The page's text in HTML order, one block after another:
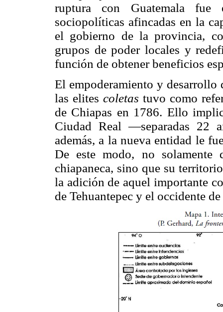
ruptura con Guatemala
sociopolíticas afincadas en la
el gobierno de la provincia,
grupos de poder locales y
función de obtener beneficios
El empoderamiento y desarrollo
las elitescoletas tuvo como
de Chiapas en 1786. Ello
Ciudad Real —separadas 22
además, a la nueva entidad le
De este modo, no solamente
chiapaneca, sino que su
la adición de aquel importante
de Tehuantepec y el occidente